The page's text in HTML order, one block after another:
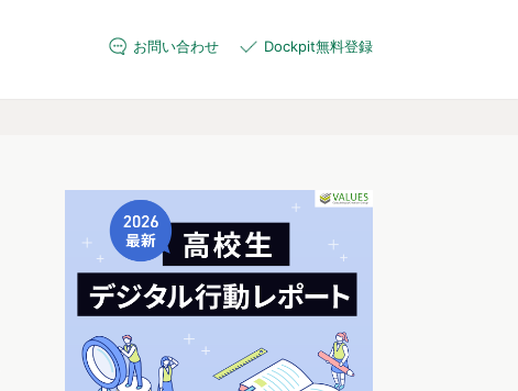
お問い合わせ Dockpit無料登録